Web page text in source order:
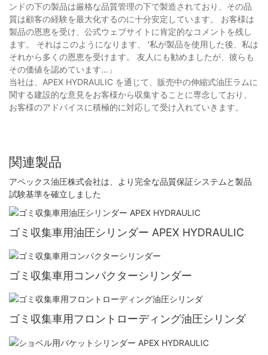
ンドの下の製品は厳格な品質管理の下で製造されており、その品
質は顧客の経験を最大化するのに十分安定しています。 お客様は
製品の恩恵を受け、公式ウェブサイトに肯定的なコメントを残し
ます。 それはこのようになります、 '私が製品を使用した後、私は
それから多くの恩恵を受けます。 友人にも勧めましたが、彼らも
その価値を認めています...」
当社は、APEX HYDRAULIC を通じて、販売中の伸縮式油圧ラムに
関する建設的な意見をお客様から収集することに専念しており、
お客様のアドバイスに積極的に対応して受け入れていきます。
関連製品
アペックス油圧株式会社は、より完全な品質保証システムと製品
試験基準を確立しました
ゴミ収集車用油圧シリンダー APEX HYDRAULIC
ゴミ収集車用コンパクターシリンダー
ゴミ収集車用フロントローディング油圧シリンダ